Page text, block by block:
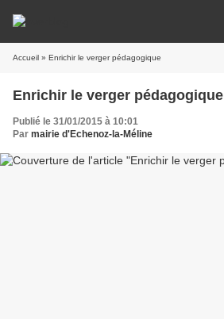
Accueil » Enrichir le verger pédagogique
Enrichir le verger pédagogique
Publié le 31/01/2015 à 10:01
Par mairie d'Echenoz-la-Méline